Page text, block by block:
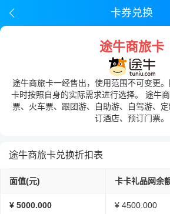
卡券兑换
途牛商旅卡
途牛商旅卡一经售出，使用范围不可变更
卡时按照自身的实际需求进行选择。 途牛
票、火车票、跟团游、自助游、自驾游、
订酒店、预订门票。
途牛商旅卡兑换折扣表
面值(元) 卡卡礼品网余
¥ 5000.000 ¥ 4500.000